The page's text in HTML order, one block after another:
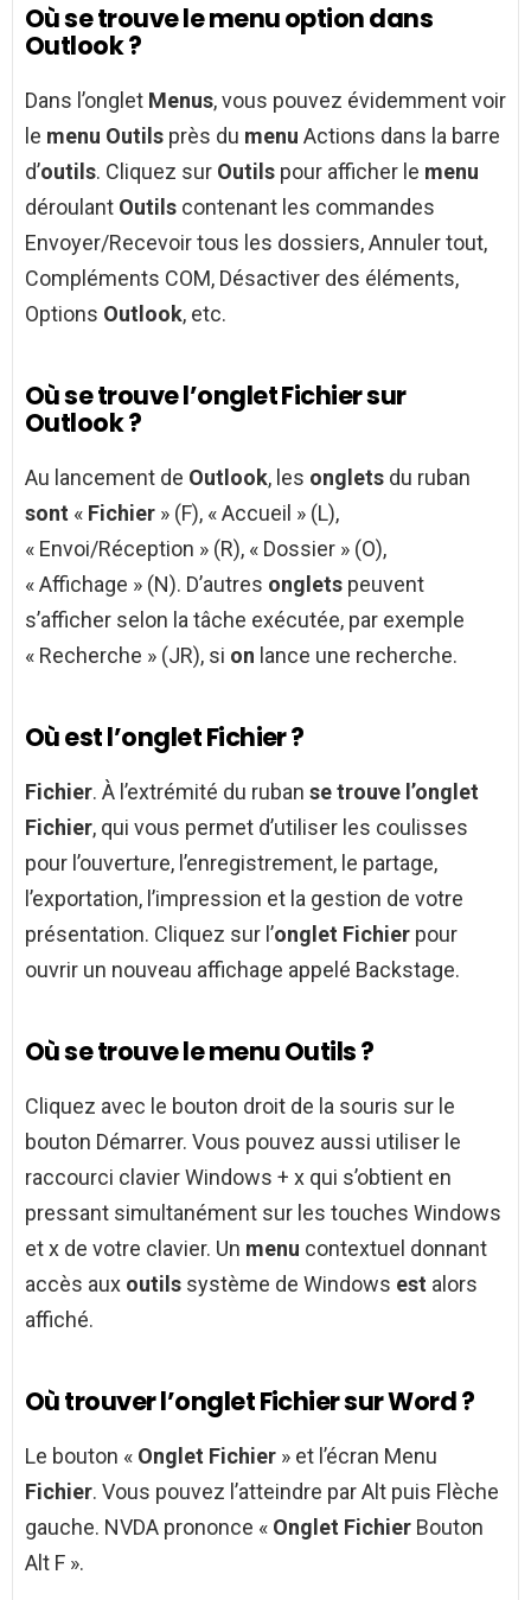
Où se trouve le menu option dans
Outlook ?
Dans l’onglet Menus, vous pouvez évidemment voir
le menu Outils près du menu Actions dans la barre
d’outils. Cliquez sur Outils pour afficher le menu
déroulant Outils contenant les commandes
Envoyer/Recevoir tous les dossiers, Annuler tout,
Compléments COM, Désactiver des éléments,
Options Outlook, etc.
Où se trouve l’onglet Fichier sur
Outlook ?
Au lancement de Outlook, les onglets du ruban
sont « Fichier » (F), « Accueil » (L),
« Envoi/Réception » (R), « Dossier » (O),
« Affichage » (N). D’autres onglets peuvent
s’afficher selon la tâche exécutée, par exemple
« Recherche » (JR), si on lance une recherche.
Où est l’onglet Fichier ?
Fichier. À l’extrémité du ruban se trouve l’onglet
Fichier, qui vous permet d’utiliser les coulisses
pour l’ouverture, l’enregistrement, le partage,
l’exportation, l’impression et la gestion de votre
présentation. Cliquez sur l’onglet Fichier pour
ouvrir un nouveau affichage appelé Backstage.
Où se trouve le menu Outils ?
Cliquez avec le bouton droit de la souris sur le
bouton Démarrer. Vous pouvez aussi utiliser le
raccourci clavier Windows + x qui s’obtient en
pressant simultanément sur les touches Windows
et x de votre clavier. Un menu contextuel donnant
accès aux outils système de Windows est alors
affiché.
Où trouver l’onglet Fichier sur Word ?
Le bouton « Onglet Fichier » et l’écran Menu
Fichier. Vous pouvez l’atteindre par Alt puis Flèche
gauche. NVDA prononce « Onglet Fichier Bouton
Alt F ».